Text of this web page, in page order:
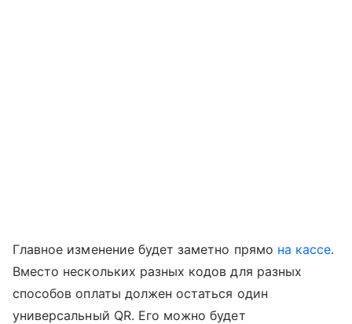
Главное изменение будет заметно прямо на кассе.
Вместо нескольких разных кодов для разных
способов оплаты должен остаться один
универсальный QR. Его можно будет